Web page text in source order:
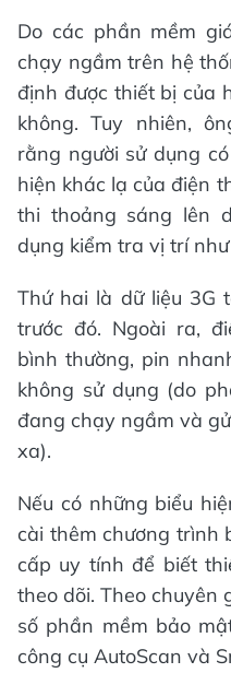
Do các phần mềm
chạy ngầm trên hệ
định được thiết bị của
không. Tuy nhiên,
rằng người sử dụng
hiện khác lạ của điện
thi thoảng sáng lên
dụng kiểm tra vị trí như
Thứ hai là dữ liệu 3G
trước đó. Ngoài ra,
bình thường, pin
không sử dụng (do
đang chạy ngầm và
xa).
Nếu có những biểu
cài thêm chương trình
cấp uy tính để biết
theo dõi. Theo chuyên
số phần mềm bảo
công cụ AutoScan và